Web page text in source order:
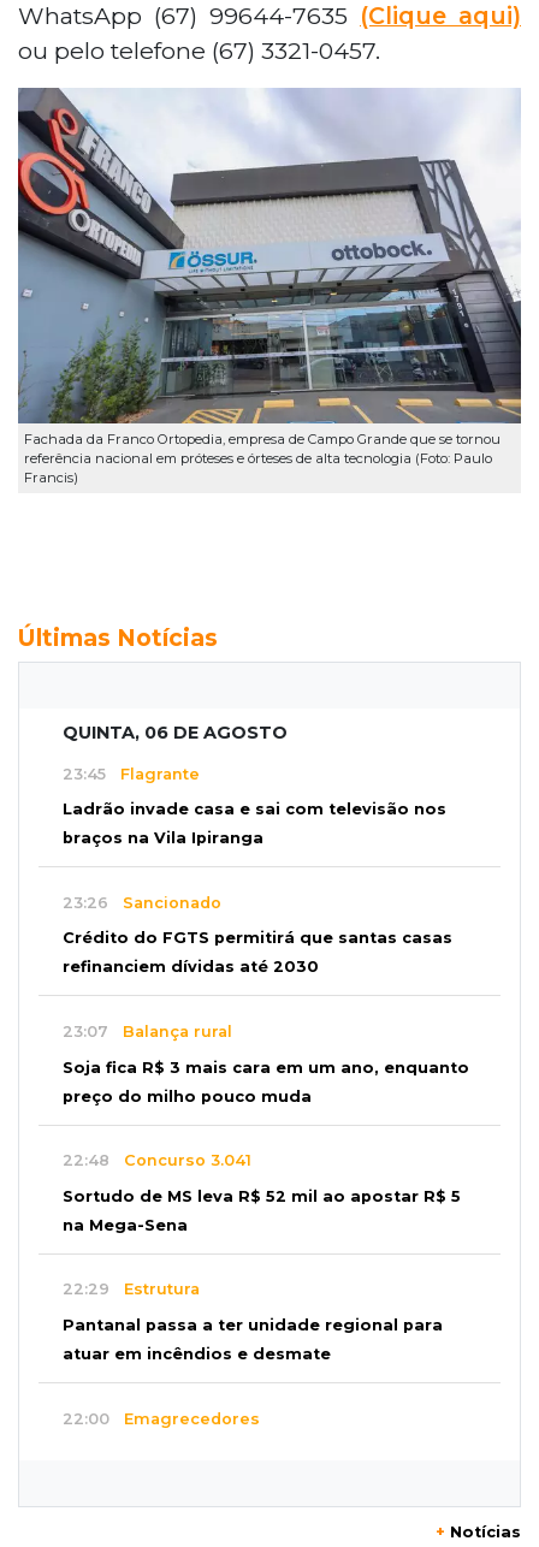
WhatsApp (67) 99644-7635 (Clique aqui)
ou pelo telefone (67) 3321-0457.
Fachada da Franco Ortopedia, empresa de Campo Grande que se tornou
referência nacional em próteses e órteses de alta tecnologia (Foto: Paulo
Francis)
Últimas Notícias
QUINTA, 06 DE AGOSTO
23:45 Flagrante
Ladrão invade casa e sai com televisão nos
braços na Vila Ipiranga
23:26 Sancionado
Crédito do FGTS permitirá que santas casas
refinanciem dívidas até 2030
23:07 Balança rural
Soja fica R$ 3 mais cara em um ano, enquanto
preço do milho pouco muda
22:48 Concurso 3.041
Sortudo de MS leva R$ 52 mil ao apostar R$ 5
na Mega-Sena
22:29 Estrutura
Pantanal passa a ter unidade regional para
atuar em incêndios e desmate
22:00 Emagrecedores
+ Notícias